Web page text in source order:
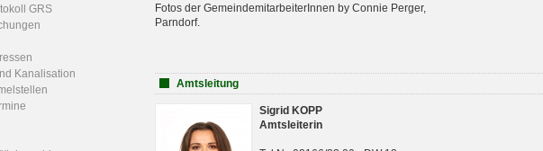
GRS
Kanalisation
Fotos der GemeindemitarbeiterInnen by Connie Perger,
Parndorf.
Amtsleitung
Sigrid KOPP
Amtsleiterin